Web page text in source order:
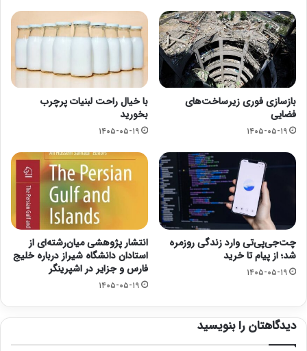
بازسازی فوری زیرساخت‌های
فضایی
۱۴۰۵-۰۵-۱۹
با خیال راحت لبنیات پرچرب
بخورید
۱۴۰۵-۰۵-۱۹
چت‌جی‌پی‌تی وارد زندگی روزمره
شد؛ از پیام تا خرید
۱۴۰۵-۰۵-۱۹
انتشار پژوهشی میان‌رشته‌ای از
استادان دانشگاه شیراز درباره خلیج
فارس و جزایر در اشپرینگر
۱۴۰۵-۰۵-۱۹
دیدگاهتان را بنویسید